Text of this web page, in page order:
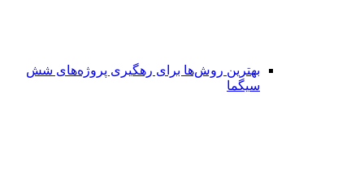
بهترین روش‌ها برای رهگیری پروژه‌های شش
سیگما